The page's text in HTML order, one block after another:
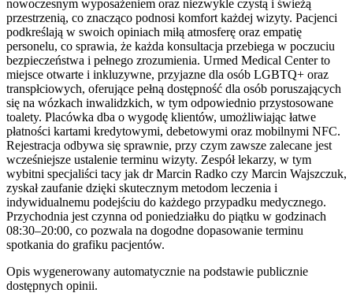
nowoczesnym wyposażeniem oraz niezwykle czystą i świeżą
przestrzenią, co znacząco podnosi komfort każdej wizyty. Pacjenci
podkreślają w swoich opiniach miłą atmosferę oraz empatię
personelu, co sprawia, że każda konsultacja przebiega w poczuciu
bezpieczeństwa i pełnego zrozumienia. Urmed Medical Center to
miejsce otwarte i inkluzywne, przyjazne dla osób LGBTQ+ oraz
transpłciowych, oferujące pełną dostępność dla osób poruszających
się na wózkach inwalidzkich, w tym odpowiednio przystosowane
toalety. Placówka dba o wygodę klientów, umożliwiając łatwe
płatności kartami kredytowymi, debetowymi oraz mobilnymi NFC.
Rejestracja odbywa się sprawnie, przy czym zawsze zalecane jest
wcześniejsze ustalenie terminu wizyty. Zespół lekarzy, w tym
wybitni specjaliści tacy jak dr Marcin Radko czy Marcin Wajszczuk,
zyskał zaufanie dzięki skutecznym metodom leczenia i
indywidualnemu podejściu do każdego przypadku medycznego.
Przychodnia jest czynna od poniedziałku do piątku w godzinach
08:30–20:00, co pozwala na dogodne dopasowanie terminu
spotkania do grafiku pacjentów.
Opis wygenerowany automatycznie na podstawie publicznie
dostępnych opinii.